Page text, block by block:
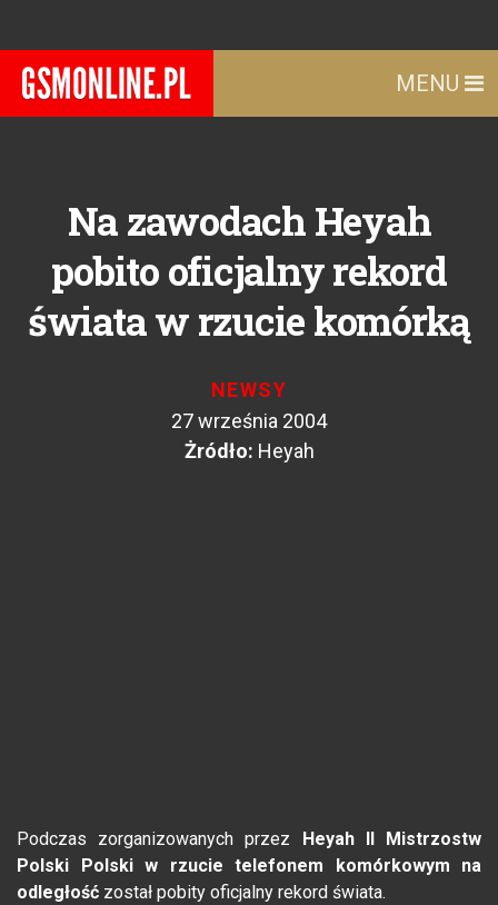
MENU
Na zawodach Heyah
pobito oficjalny rekord
świata w rzucie komórką
NEWSY
27 września 2004
Żródło: Heyah
Podczas zorganizowanych przez
Heyah II Mistrzostw
Polski Polski w rzucie telefonem komórkowym na
odległość został pobity oficjalny rekord świata.